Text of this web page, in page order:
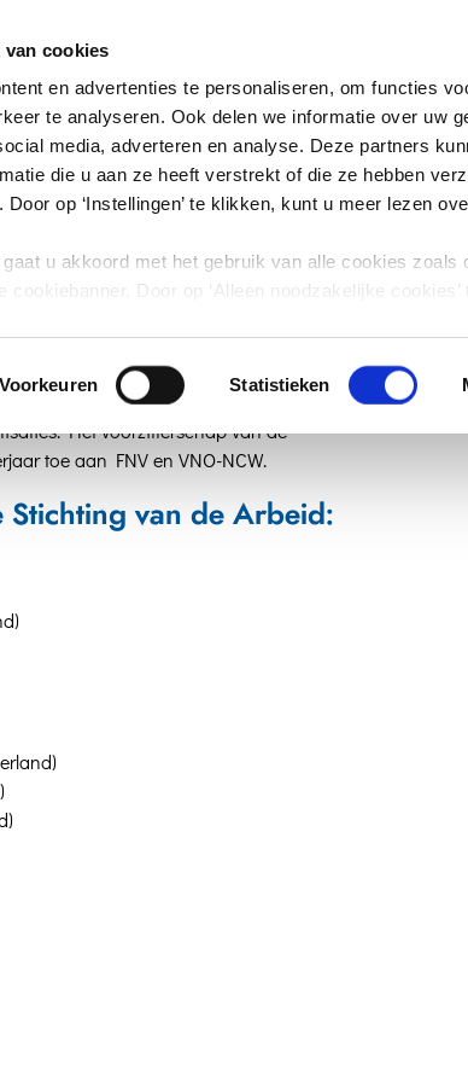
van cookies
en advertenties te personaliseren, om functies
te analyseren. Ook delen we informatie over uw
media, adverteren en analyse. Deze partners
die u aan ze heeft verstrekt of die ze hebben
op ‘Instellingen’ te klikken, kunt u meer lezen
gaat u akkoord met het gebruik van alle cookies zoals
cookiebanner. Door op ‘Alleen noodzakelijke
Voorkeuren Statistieken
Home Publicaties Nieuws
commissie coördineert het werk van de
van het bestuur voor. Daarnaast overlegt de
spelen op sociaaleconomisch terrein.
leden van de centrale werkgeversorganisaties
Het voorzitterschap van de
toe aan FNV en VNO-NCW.
Stichting van de Arbeid: